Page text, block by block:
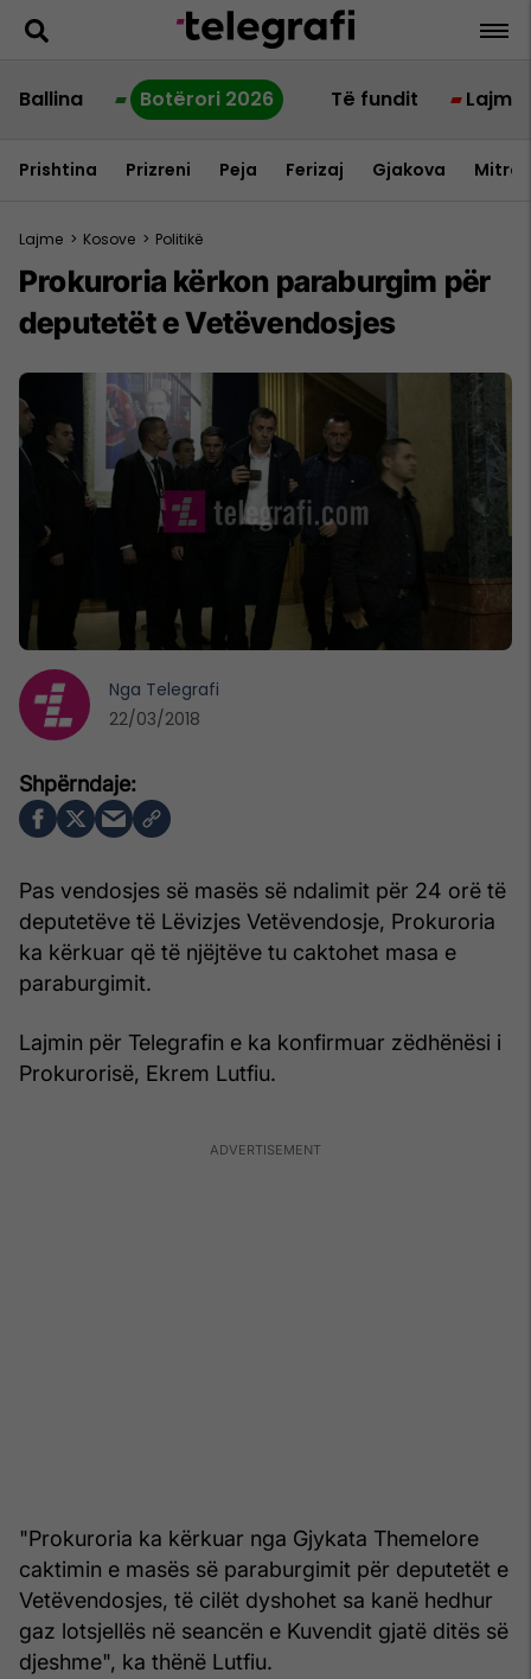
Ballina Botërori 2026 Të fundit Lajme
Prishtina Prizreni Peja Ferizaj Gjakova
Lajme > Kosove > Politikë
Prokuroria kërkon paraburgim për
deputetët e Vetëvendosjes
Pas vendosjes së masës së ndalimit për 24 orë të
deputetëve të Lëvizjes Vetëvendosje, Prokuroria
ka kërkuar që të njëjtëve tu caktohet masa e
paraburgimit.
Lajmin për Telegrafin e ka konfirmuar zëdhënësi i
Prokurorisë, Ekrem Lutfiu.
"Prokuroria ka kërkuar nga Gjykata Themelore
caktimin e masës së paraburgimit për deputetët e
Vetëvendosjes, të cilët dyshohet sa kanë hedhur
gaz lotsjellës në seancën e Kuvendit gjatë ditës së
djeshme", ka thënë Lutfiu.
Nga Telegrafi
22/03/2018